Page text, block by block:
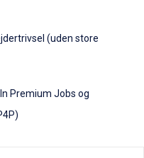
(uden store
Premium Jobs og